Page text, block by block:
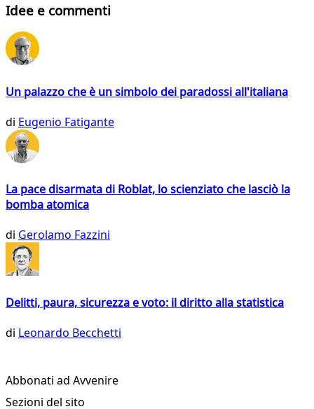
Idee e commenti
Un palazzo che è un simbolo dei paradossi all'italiana
di Eugenio Fatigante
La pace disarmata di Roblat, lo scienziato che lasciò la
bomba atomica
di Gerolamo Fazzini
Delitti, paura, sicurezza e voto: il diritto alla statistica
di Leonardo Becchetti
Abbonati ad Avvenire
Sezioni del sito